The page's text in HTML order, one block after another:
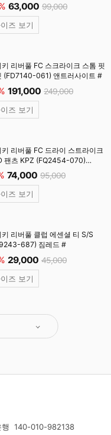
63,000 99,000
즈 보기
키 리버풀 FC 스크라이크 스톰 핏
(FD7140-061) 앤트러사이트 #
191,000 249,000
즈 보기
키 리버풀 FC 드라이 스트라이크
팬츠 KPZ (FQ2454-070)
모크그레이 #
74,000 95,000
즈 보기
키 리버풀 클럽 에센셜 티 S/S
687) 짐레드 #
29,000 45,000
즈 보기
행 140-010-982138